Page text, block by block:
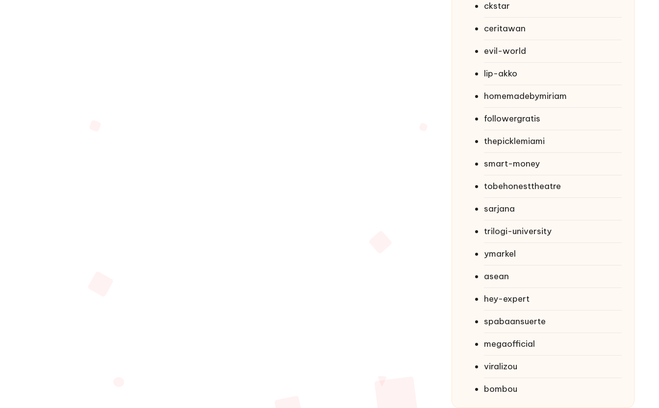
ckstar
ceritawan
evil-world
lip-akko
homemadebymiriam
followergratis
thepicklemiami
smart-money
tobehonesttheatre
sarjana
trilogi-university
ymarkel
asean
hey-expert
spabaansuerte
megaofficial
viralizou
bombou